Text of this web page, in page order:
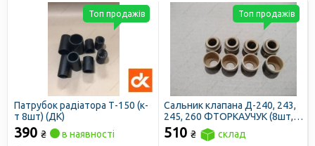
Патрубок радіатора Т-150 (к-
т 8шт) (ДК)
390 ₴ в наявності
Топ продажів
Сальник клапана Д-240, 243,
245, 260 ФТОРКАУЧУК (8шт,
d=10мм, коричневий)
(DETALKA)
510 ₴ склад
Топ продажів